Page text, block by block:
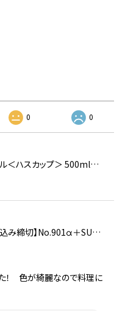
0 0
SUNOMO ナチュール＜ハスカップ＞ 500ml 原液タイプ
30%OFF【11/23申込み締切】No.901α＋SUNOMO定期便
！ 色が綺麗なので料理に